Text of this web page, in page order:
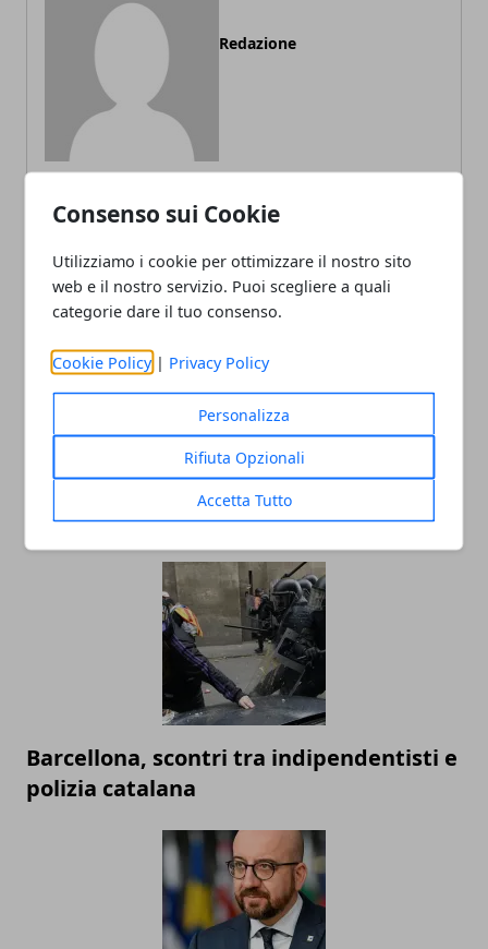
Consenso sui Cookie
Utilizziamo i cookie per ottimizzare il nostro sito
web e il nostro servizio. Puoi scegliere a quali
categorie dare il tuo consenso.
Cookie Policy | Privacy Policy
Personalizza
Rifiuta Opzionali
Accetta Tutto
Redazione
Reddito di cittadinanza 2019: sito INPS,
modulo, requisiti e come fare domanda
Barcellona, scontri tra indipendentisti e
polizia catalana